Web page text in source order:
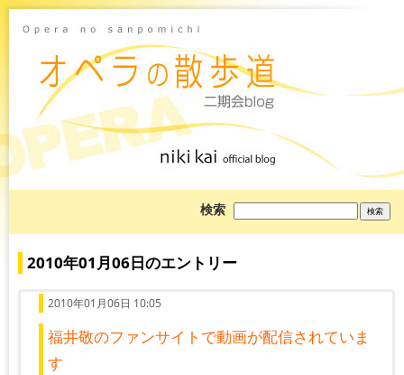
検索
を
索:
2010年01月06日のエントリー
2010年01月06日 10:05
福井敬のファンサイトで動画が配信されていま
す